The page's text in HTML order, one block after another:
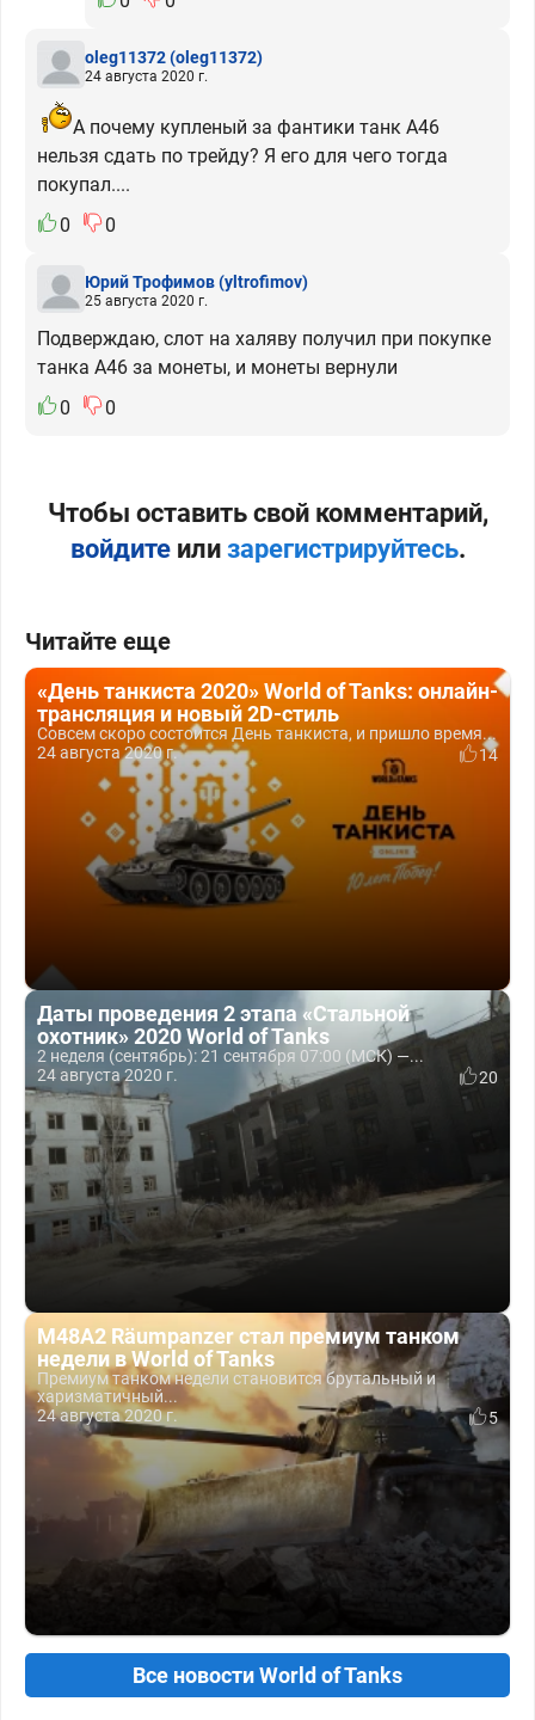
oleg11372(oleg11372)
24 августа 2020 г.
А почему купленый за фантики танк А46
нельзя сдать по трейду? Я его для чего тогда
покупал....
0
0
Юрий Трофимов(yltrofimov)
25 августа 2020 г.
Подверждаю, слот на халяву получил при покупке
танка А46 за монеты, и монеты вернули
0
0
Чтобы оставить свой комментарий,
войдитеили зарегистрируйтесь.
Читайте еще
«День танкиста 2020» World of Tanks: онлайн-
трансляция и новый 2D-стиль
Совсем скоро состоится День танкиста, и пришло время...
24 августа 2020 г.
14
Даты проведения 2 этапа «Стальной
охотник» 2020 World of Tanks
2 неделя (сентябрь): 21 сентября 07:00 (МСК) —...
24 августа 2020 г.
20
M48A2 Räumpanzer стал премиум танком
недели в World of Tanks
Премиум танком недели становится брутальный и
харизматичный...
24 августа 2020 г.
5
Все новости World of Tanks